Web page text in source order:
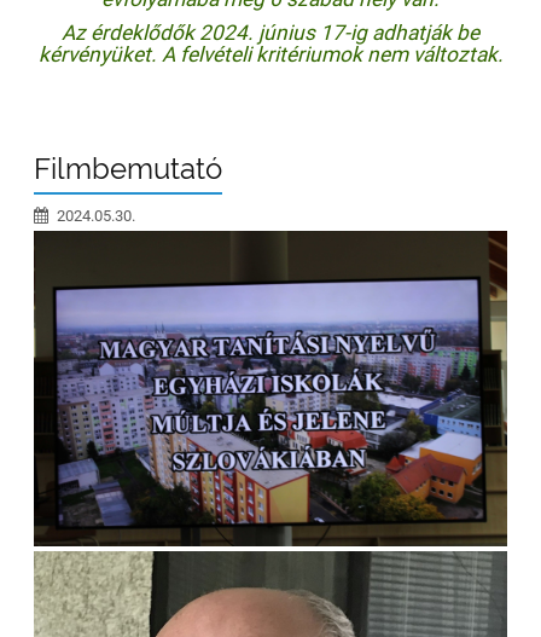
Az érdeklődők 2024. június 17-ig adhatják be
kérvényüket. A felvételi kritériumok nem változtak.
Filmbemutató
2024.05.30.